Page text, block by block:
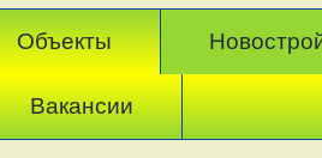
Объекты
Вакансии